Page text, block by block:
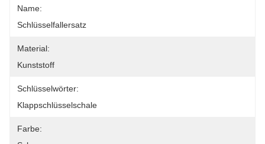
Name:
Schlüsselfallersatz
Material:
Kunststoff
Schlüsselwörter:
Klappschlüsselschale
Farbe: